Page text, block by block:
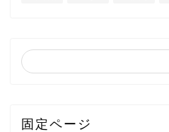
固定ページ